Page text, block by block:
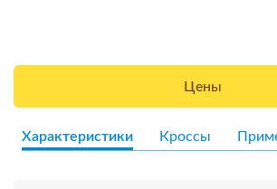
Цены
Характеристики Кроссы